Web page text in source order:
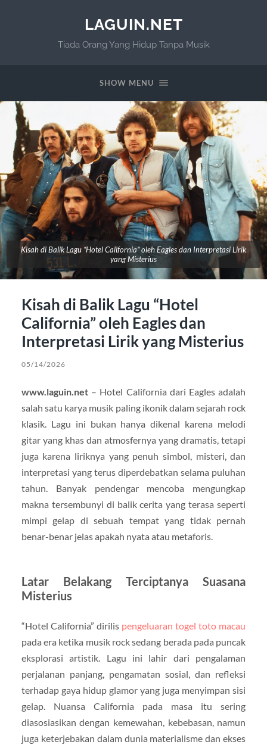
LAGUIN.NET
Tiada Orang Yang Hidup Tanpa Musik
SHOW MENU
Kisah di Balik Lagu “Hotel California” oleh Eagles dan Interpretasi Lirik
yang Misterius
Kisah di Balik Lagu “Hotel
California” oleh Eagles dan
Interpretasi Lirik yang Misterius
05/14/2026
www.laguin.net– Hotel California dari Eaglesadalah
salah satu karya musik paling ikonik dalam sejarah rock
klasik. Lagu ini bukan hanya dikenal karena melodi
gitar yang khas dan atmosfernya yang dramatis, tetapi
juga karena liriknya yang penuh simbol, misteri, dan
interpretasi yang terus diperdebatkan selama puluhan
tahun. Banyak pendengar mencoba mengungkap
makna tersembunyi di balik cerita yang terasa seperti
mimpi gelap di sebuah tempat yang tidak pernah
benar-benar jelas apakah nyata atau metaforis.
Latar Belakang Terciptanya Suasana
Misterius
“Hotel California” dirilis pengeluaran togel toto macau
pada era ketika musik rock sedang berada pada puncak
eksplorasi artistik. Lagu ini lahir dari pengalaman
perjalanan panjang, pengamatan sosial, dan refleksi
terhadap gaya hidup glamor yang juga menyimpan sisi
gelap. Nuansa California pada masa itu sering
diasosiasikan dengan kemewahan, kebebasan, namun
juga keterjebakan dalam dunia materialisme dan ekses